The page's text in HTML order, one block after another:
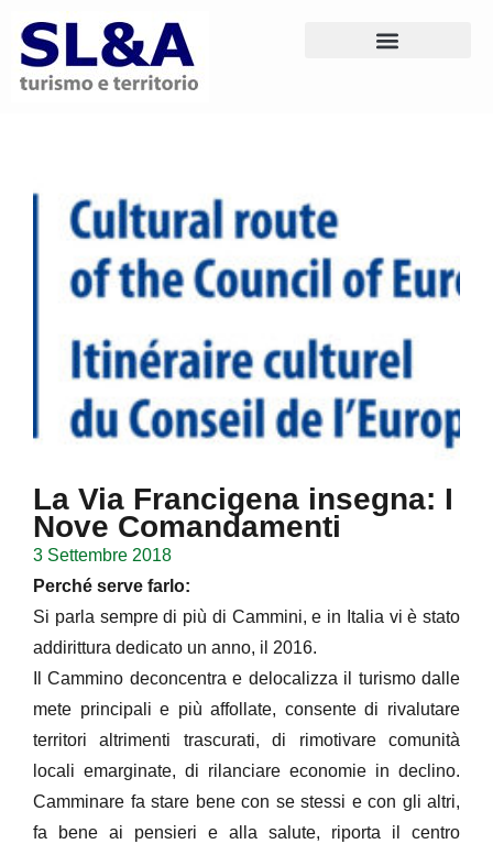
La Via Francigena insegna: I
Nove Comandamenti
3 Settembre 2018
Perché serve farlo:
Si parla sempre di più di Cammini, e in Italia vi è stato
addirittura dedicato un anno, il 2016.
Il Cammino deconcentra e delocalizza il turismo dalle
mete principali e più affollate, consente di rivalutare
territori altrimenti trascurati, di rimotivare comunità
locali emarginate, di rilanciare economie in declino.
Camminare fa stare bene con se stessi e con gli altri,
fa bene ai pensieri e alla salute, riporta il centro